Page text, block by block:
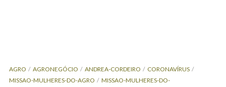
AGRO AGRONEGÓCIO ANDREA-CORDEIRO
CORONAVÍRUS
MISSAO-MULHERES-DO-AGRO
MISSAO-MULHERES-DO-